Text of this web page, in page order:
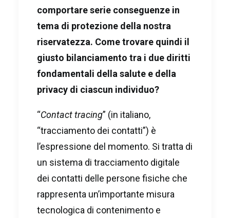
comportare serie conseguenze in
tema di protezione della nostra
riservatezza. Come trovare quindi il
giusto bilanciamento tra i due diritti
fondamentali della salute e della
privacy di ciascun individuo?
“Contact tracing” (in italiano,
“tracciamento dei contatti”) è
l’espressione del momento. Si tratta di
un sistema di tracciamento digitale
dei contatti delle persone fisiche che
rappresenta un’importante misura
tecnologica di contenimento e